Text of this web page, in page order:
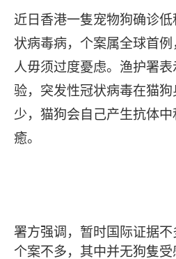
近日香港一隻宠物狗确诊
状病毒病，个案属全球首
人毋须过度憂虑。渔护署
验，突发性冠状病毒在猫
少，猫狗会自己产生抗体
癒。
署方强调，暂时国际证据
个案不多，其中并无狗隻